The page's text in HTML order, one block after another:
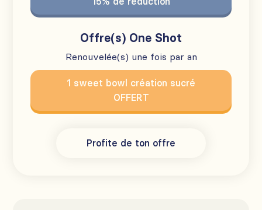
Offre(s) One Shot
Renouvelée(s) une fois par an
1 sweet bowl création sucré
OFFERT
Profite de ton offre